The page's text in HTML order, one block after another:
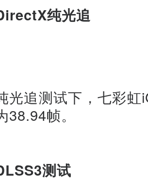
纯光追
光追测试下，七彩
38.94帧。
测试